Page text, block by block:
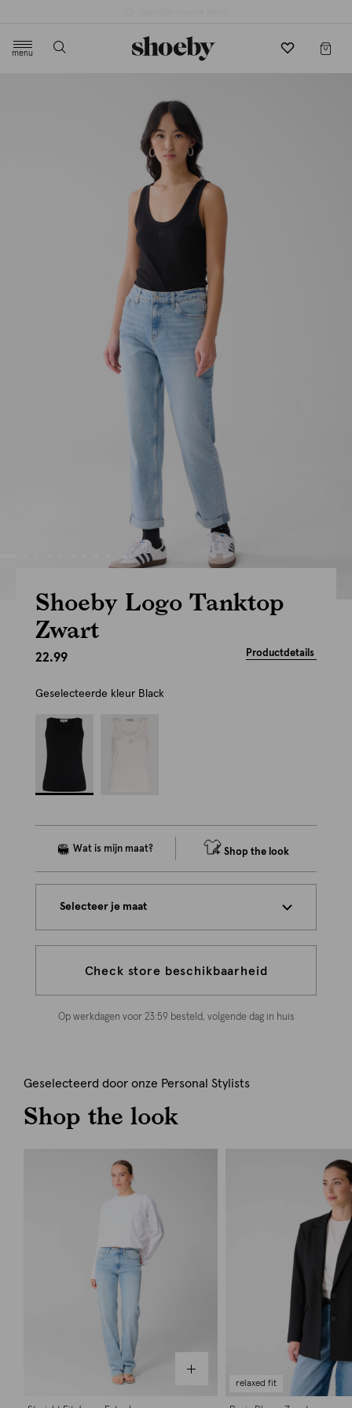
menu
Shoeby Logo Tanktop
Zwart
22.99 Productdetails
Geselecteerde kleur Black
Shop the look
Selecteer je maat
Check store beschikbaarheid
Op werkdagen voor 23:59 besteld, volgende dag in huis
Geselecteerd door onze Personal Stylists
Shop the look
relaxed fit